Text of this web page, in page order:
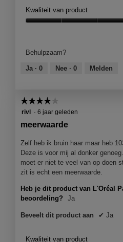
Kwaliteit van product
5
van
Behulpzaam?
Ja · 0 Nee · 0 Melden
☆☆☆☆☆
☆☆☆☆☆
4
sterren.
rivl · 6 jaar geleden
meerwaarde
Zelf heb ik bruin haar maar heb
Deze is voor mij al donker
moet er niet te veel van op doen
zit is echt een meerwaarde.
Heb je dit product van L'Oréal
beoordeling?
Ja
Beveelt dit product aan ✔ Ja
Kwaliteit van product